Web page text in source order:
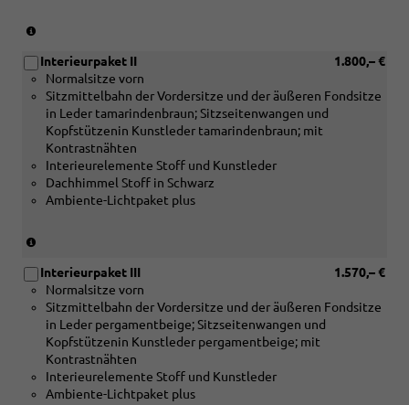
Interieur
line
II
and
pro)
line
Paket
II
[PWM]
Interieur
S
Verbindung
mit
[5TE]
Dekoreinlagen
Aluminium
matt
kreuzgebürstet
oder
[5TF]
Tulpenbaum
silberbeige
oder
[5TK]
Dekoreinlage
Holz
Amerikanischer
Tulpenbaum
1.800,– €
Interieurpaket II
Normalsitze vorn
Sitzmittelbahn der Vordersitze und der äußeren Fondsitze
in Leder tamarindenbraun; Sitzseitenwangen und
Kopfstützenin Kunstleder tamarindenbraun; mit
Kontrastnähten
Interieurelemente Stoff und Kunstleder
Dachhimmel Stoff in Schwarz
Ambiente-Lichtpaket plus
Verbindung
mit
[5TE]
Dekoreinlagen
Aluminium
matt
kreuzgebürstet
oder
1.570,– €
Interieurpaket III
Normalsitze vorn
Sitzmittelbahn der Vordersitze und der äußeren Fondsitze
in Leder pergamentbeige; Sitzseitenwangen und
Kopfstützenin Kunstleder pergamentbeige; mit
Kontrastnähten
Interieurelemente Stoff und Kunstleder
Ambiente-Lichtpaket plus